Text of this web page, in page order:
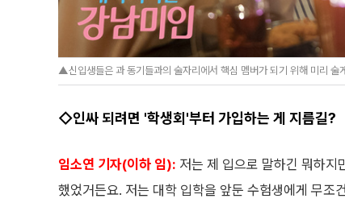
▲신입생들은 과 동기들과의 술자리에서 핵심 멤버가 되기 위해 미리
◇인싸 되려면 '학생회'부터 가입하는 게 지름길?
임소연 기자(이하 임): 저는 제 입으로 말하긴 뭐하지
했었거든요. 저는 대학 입학을 앞둔 수험생에게 무조